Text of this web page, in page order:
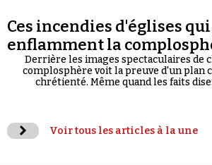
Ces incendies d'églises qui
enflamment la
Derrière les images spectaculaires de
complosphère voit la preuve d'un plan
chrétienté. Même quand les faits
Voir tous les articles à la une